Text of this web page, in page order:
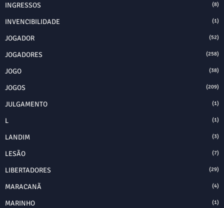
INGRESSOS (8)
INVENCIBILIDADE (1)
JOGADOR (52)
JOGADORES (258)
JOGO (38)
JOGOS (209)
JULGAMENTO (1)
L (1)
LANDIM (3)
LESÃO (7)
LIBERTADORES (29)
MARACANÃ (4)
MARINHO (1)